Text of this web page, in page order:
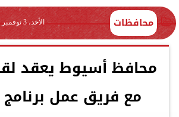
محافظات الأحد، 3 نوفمبر 2024
محافظ أسيوط يعقد
مع فريق عمل